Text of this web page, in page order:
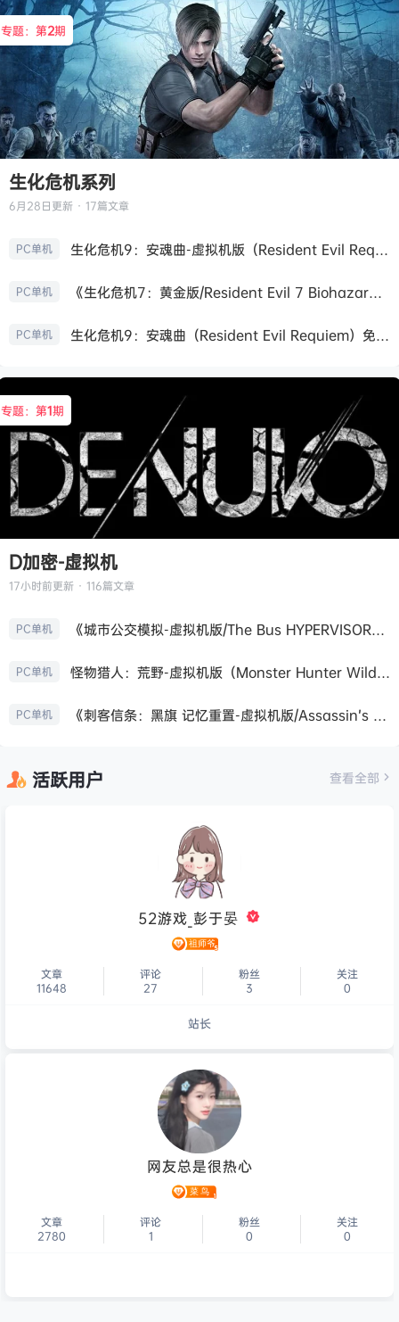
专题：第2期
生化危机系列
6月28日更新 · 17篇文章
PC单机 生化危机9：安魂曲-虚拟机版（Resident Evil Requiem HYPERVISOR）免安装中文版
PC单机 《生化危机7：黄金版/Resident Evil 7 Biohazard》免安装中文版
PC单机 生化危机9：安魂曲（Resident Evil Requiem）免安装中文版
专题：第1期
D加密-虚拟机
17小时前更新 · 116篇文章
PC单机 《城市公交模拟-虚拟机版/The Bus HYPERVISOR》免安装中文版
PC单机 怪物猎人：荒野-虚拟机版（Monster Hunter Wilds HYPERVISOR）免安装中文版
PC单机 《刺客信条：黑旗 记忆重置-虚拟机版/Assassin’s Creed Black Flag Resynced HYPERVISOR》免安装中文版
活跃用户 查看全部
52游戏_彭于晏
文章
11648
评论
27
粉丝
3
关注
0
站长
个人主页
网友总是很热心
文章
2780
评论
1
粉丝
0
关注
0